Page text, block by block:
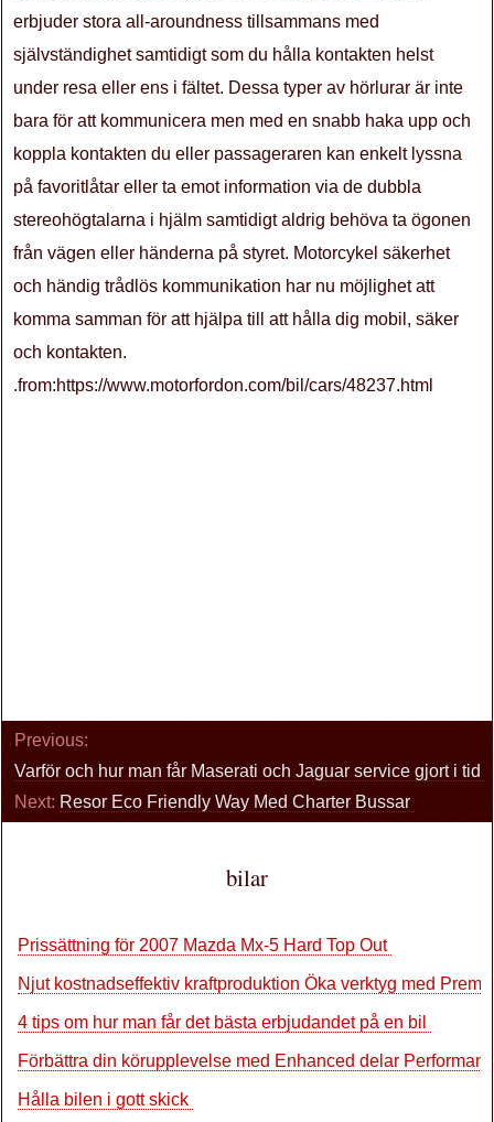
erbjuder stora all-aroundness tillsammans med
självständighet samtidigt som du hålla kontakten helst
under resa eller ens i fältet. Dessa typer av hörlurar är inte
bara för att kommunicera men med en snabb haka upp och
koppla kontakten du eller passageraren kan enkelt lyssna
på favoritlåtar eller ta emot information via de dubbla
stereohögtalarna i hjälm samtidigt aldrig behöva ta ögonen
från vägen eller händerna på styret. Motorcykel säkerhet
och händig trådlös kommunikation har nu möjlighet att
komma samman för att hjälpa till att hålla dig mobil, säker
och kontakten.
.from:https://www.motorfordon.com/bil/cars/48237.html
Previous:
Varför och hur man får Maserati och Jaguar service gjort i tid
Next: Resor Eco Friendly Way Med Charter Bussar
bilar
Prissättning för 2007 Mazda Mx-5 Hard Top Out
Njut kostnadseffektiv kraftproduktion Öka verktyg med
4 tips om hur man får det bästa erbjudandet på en bil
Förbättra din körupplevelse med Enhanced delar
Hålla bilen i gott skick